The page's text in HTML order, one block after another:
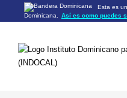
Esta es
Dominicana.
Así es como puedes
Los sitios web oficiales
Los sitios web oficiales
HTTPS